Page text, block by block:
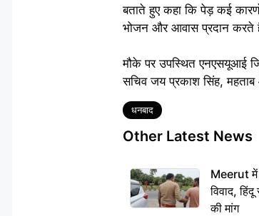
बताते हुए कहा कि पेड़ कई
भोजन और आवास प्रदान करते
मौके पर उपस्थित एनएसयूआई
सचिव जय प्रकाश सिंह, महताब
Tags
धनबाद
Other Latest News
Meerut में
विवाद,
की मांग